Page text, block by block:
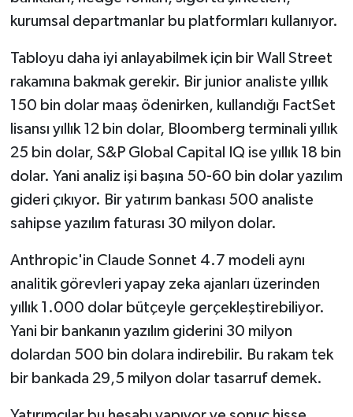
kurumsal departmanlar bu platformları kullanıyor.
Tabloyu daha iyi anlayabilmek için bir Wall Street
rakamına bakmak gerekir. Bir junior analiste yıllık
150 bin dolar maaş ödenirken, kullandığı FactSet
lisansı yıllık 12 bin dolar, Bloomberg terminali yıllık
25 bin dolar, S&P Global Capital IQ ise yıllık 18 bin
dolar. Yani analiz işi başına 50-60 bin dolar yazılım
gideri çıkıyor. Bir yatırım bankası 500 analiste
sahipse yazılım faturası 30 milyon dolar.
Anthropic'in Claude Sonnet 4.7 modeli aynı
analitik görevleri yapay zeka ajanları üzerinden
yıllık 1.000 dolar bütçeyle gerçekleştirebiliyor.
Yani bir bankanın yazılım giderini 30 milyon
dolardan 500 bin dolara indirebilir. Bu rakam tek
bir bankada 29,5 milyon dolar tasarruf demek.